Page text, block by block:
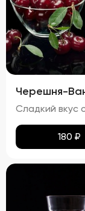
Черешня-
180 ₽